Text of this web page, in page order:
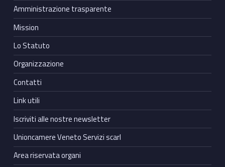
Amministrazione trasparente
Mission
Lo Statuto
Organizzazione
Contatti
Link utili
Iscriviti alle nostre newsletter
Unioncamere Veneto Servizi scarl
Area riservata organi